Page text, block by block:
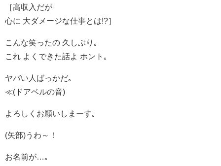
［高収入だが
心に 大ダメージな仕事とは!?］
こんな笑ったの 久しぶり｡
これ よくできた話よ ホント｡
ヤバい人ばっかだ｡
≪(ドアベルの音)
よろしくお願いしまーす｡
(矢部)うわ～！
お名前が…｡